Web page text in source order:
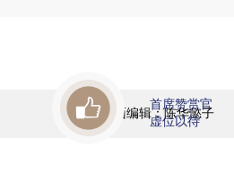
版面编辑：陈华懿子
首席赞赏官
虚位以待